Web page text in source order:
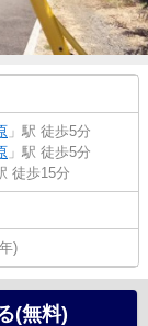
」駅 徒歩5分
」駅 徒歩5分
徒歩15分
)
(無料)